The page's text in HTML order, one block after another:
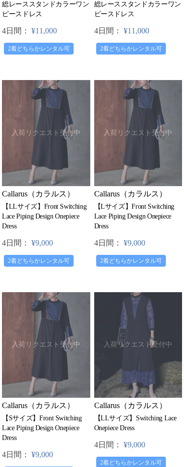
総レーススタンドカラーワン
ピースドレス
4日間： ¥11,000
2着どちらかレンタル可
総レーススタンドカラーワン
ピースドレス
4日間： ¥11,000
2着どちらかレンタル可
入荷リクエスト受付中
Callarus（カラルス）
【LLサイズ】Front Switching
Lace Piping Design Onepiece
Dress
4日間： ¥9,000
2着どちらかレンタル可
入荷リクエスト受付中
Callarus（カラルス）
【Lサイズ】Front Switching
Lace Piping Design Onepiece
Dress
4日間： ¥9,000
2着どちらかレンタル可
入荷リクエスト受付中
Callarus（カラルス）
【Sサイズ】Front Switching
Lace Piping Design Onepiece
Dress
4日間： ¥9,000
入荷リクエスト受付中
Callarus（カラルス）
【LLサイズ】Switching Lace
Onepiece Dress
4日間： ¥9,000
2着どちらかレンタル可